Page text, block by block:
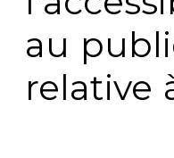
au
relative